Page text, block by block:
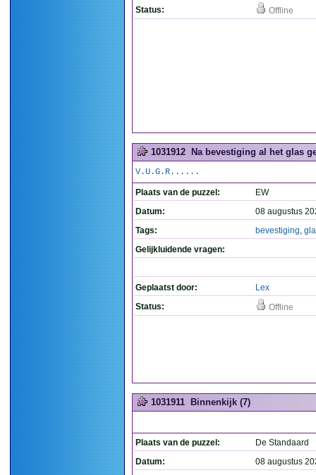
Status:
Offline
1031912 Na bevestiging al het glas
V.U.G.R......
Plaats van de puzzel:
EW
Datum:
08 augustus
Tags:
bevestiging,
Gelijkluidende vragen:
Geplaatst door:
Lex
Status:
Offline
1031911 Binnenkijk (7)
Plaats van de puzzel:
De Standaard
Datum:
08 augustus